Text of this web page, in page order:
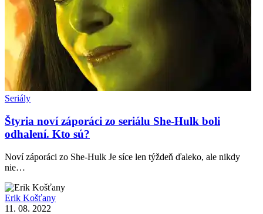
Seriály
Štyria noví záporáci zo seriálu She-Hulk boli
odhalení. Kto sú?
Noví záporáci zo She-Hulk Je síce len týždeň ďaleko, ale nikdy
nie…
Erik Košťany
11. 08. 2022